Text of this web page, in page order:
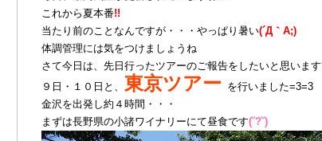
これから夏本番!!
当たり前のことなんですが・・・やっぱり暑い(´Д｀A;)
体調管理には気をつけましょうね
さて今日は、先日行ったツアーのご報告をしたいと思います
９日・１０日と、 東京ツアー を行いました=3=3
金沢を出発し約４時間・・・
まずは長野県の小諸ワイナリーにて昼食です(˘?˘)